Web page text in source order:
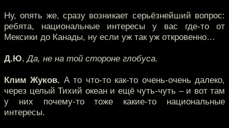
Ну, опять же, сразу возникает серьёзнейший вопрос:
ребята, национальные интересы у вас где-то от
Мексики до Канады, ну если уж так уж откровенно…
Д.Ю. Да, не на той стороне глобуса.
Клим Жуков. А то что-то как-то очень-очень далеко,
через целый Тихий океан и ещё чуть-чуть – и вот там
у них почему-то тоже какие-то национальные
интересы.